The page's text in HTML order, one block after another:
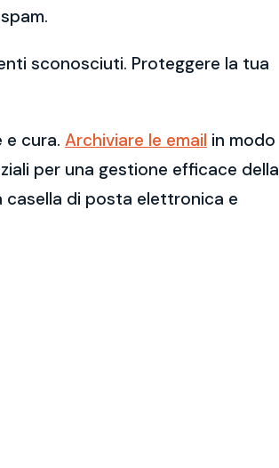
sconosciuti. Proteggere la tua
cura. Archiviare le email in modo
per una gestione efficace della
di posta elettronica e